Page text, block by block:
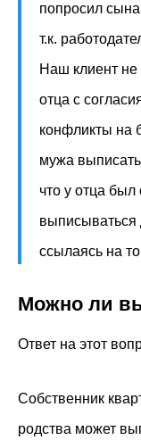
попросил сына
т.к.
Наш клиент не
отца с
конфликты на
мужа
что у отца
выписываться
ссылаясь на
Можно ли
Ответ на этот
Собственник
родства может